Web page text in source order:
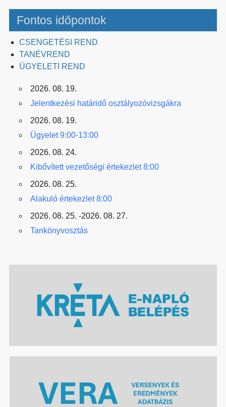
Fontos időpontok
CSENGETÉSI REND
TANÉVREND
ÜGYELETI REND
2026. 08. 19.
Jelentkezési határidő osztályozóvizsgákra
2026. 08. 19.
Ügyelet 9:00-13:00
2026. 08. 24.
Kibővített vezetőségi értekezlet 8:00
2026. 08. 25.
Alakuló értekezlet 8:00
2026. 08. 25. -2026. 08. 27.
Tankönyvosztás